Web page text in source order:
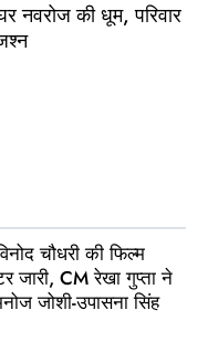
नवरोज की धूम, परिवार
चौधरी की फिल्म
जारी, CM रेखा गुप्ता ने
जोशी-उपासना सिंह